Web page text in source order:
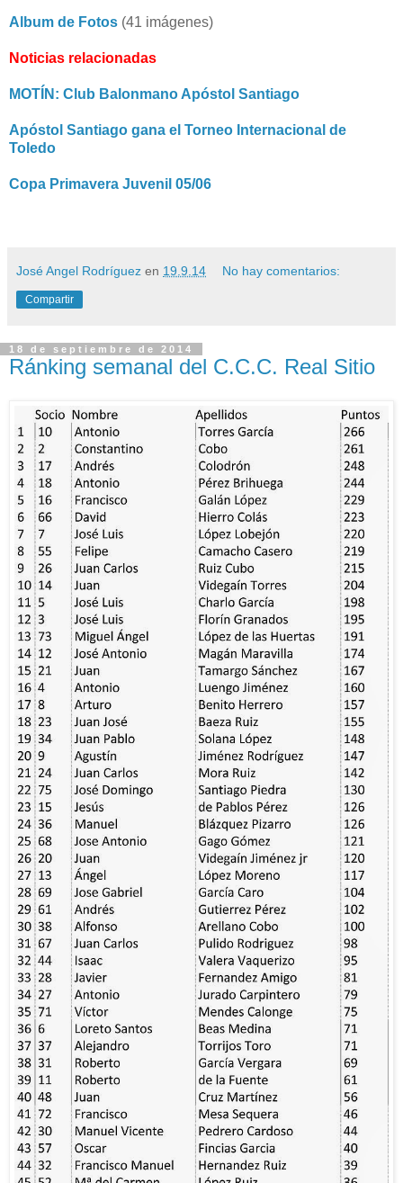
Album de Fotos (41 imágenes)
Noticias relacionadas
MOTÍN: Club Balonmano Apóstol Santiago
Apóstol Santiago gana el Torneo Internacional de
Toledo
Copa Primavera Juvenil 05/06
José Angel Rodríguez en 19.9.14 No hay comentarios:
Compartir
18 de septiembre de 2014
Ránking semanal del C.C.C. Real Sitio